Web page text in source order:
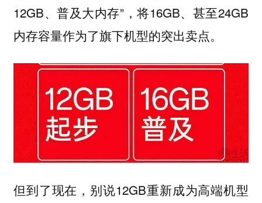
12GB、普及大内存”，将16GB、甚至24GB
内存容量作为了旗下机型的突出卖点。
但到了现在，别说12GB重新成为高端机型